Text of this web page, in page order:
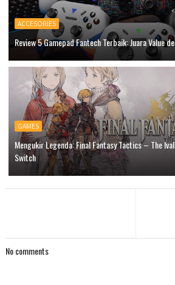
ACCESORIES
Review 5 Gamepad Fantech Terbaik: Juara Value
GAMES
Mengukir Legenda: Final Fantasy Tactics – The
Switch
No comments